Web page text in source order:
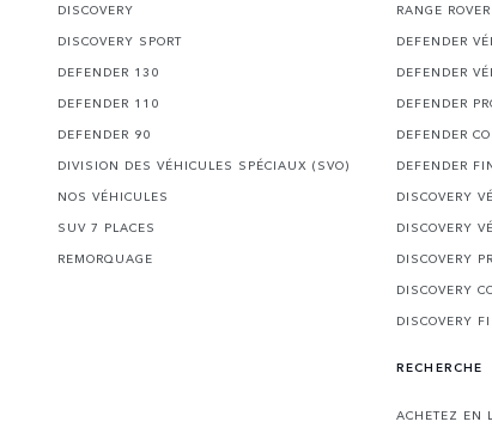
DISCOVERY
DISCOVERY SPORT
DEFENDER 130
DEFENDER 110
DEFENDER 90
DIVISION DES VÉHICULES SPÉCIAUX (SVO)
NOS VÉHICULES
SUV 7 PLACES
REMORQUAGE
RANGE
DEFENDER
DEFENDER
DEFENDER
DEFENDER
DEFENDER
DISCOVERY
DISCOVERY
DISCOVERY
DISCOVERY
DISCOVERY
RECHERCHE
ACHETEZ EN